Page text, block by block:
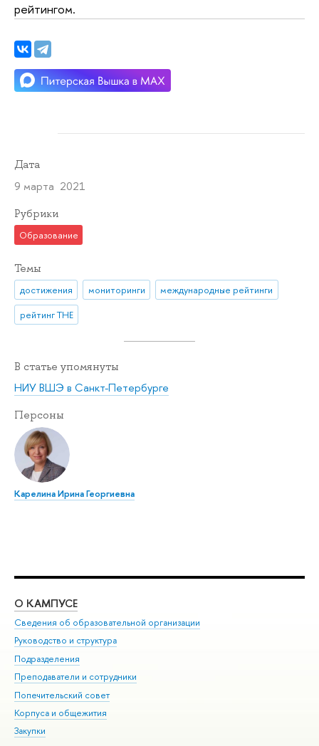
рейтингом.
Дата
9 марта 2021
Рубрики
Образование
Темы
достижения мониторинги
международные рейтинги
рейтинг THE
В статье упомянуты
НИУ ВШЭ в Санкт-Петербурге
Персоны
Карелина Ирина Георгиевна
О КАМПУСЕ
Сведения об образовательной организации
Руководство и структура
Подразделения
Преподаватели и сотрудники
Попечительский совет
Корпуса и общежития
Закупки